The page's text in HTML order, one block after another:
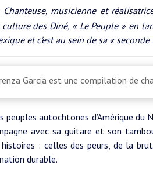
Chanteuse, musicienne et
des Diné, « Le Peuple » en
et c’est au sein de sa «
Garcia est une compilation de
peuples autochtones d’Amérique
avec sa guitare et son
: celles des peurs, de la
durable.